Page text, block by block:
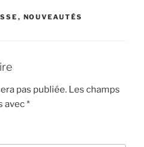
, NOUVEAUTÉS
pas publiée. Les champs
avec*